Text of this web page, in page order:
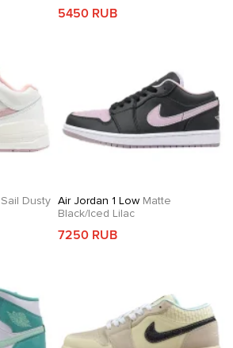
5450 RUB
Sail Dusty Air Jordan 1 Low Matte
Black/Iced Lilac
7250 RUB